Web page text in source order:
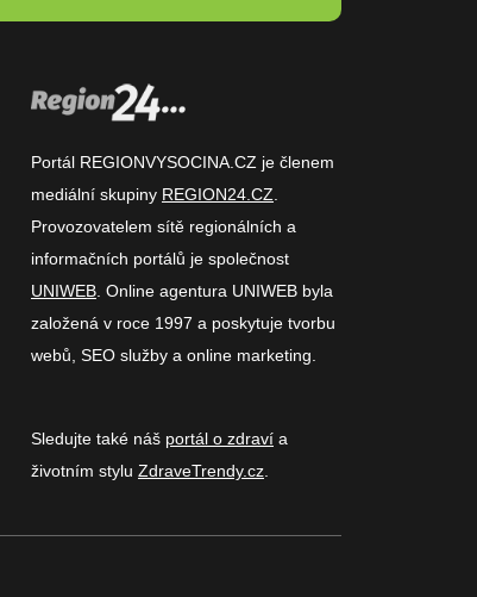
Portál REGIONVYSOCINA.CZ je členem
mediální skupiny REGION24.CZ
Provozovatelem sítě regionálních a
informačních portálů je společnost
UNIWEB . Online agentura UNIWEB byla
založená v roce 1997 a poskytuje tvorbu
webů, SEO služby a online marketing.
Sledujte také náš portál o zdraví a
životním stylu ZdraveTrendy.cz